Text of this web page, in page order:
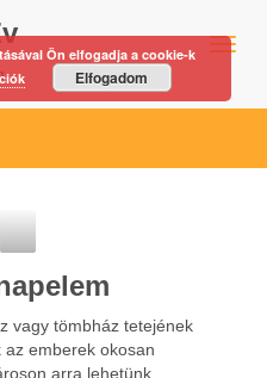
vagy tömbház tetejének
emberek okosan
arra lehetünk
Ön elfogadja a cookie-k
Elfogadom